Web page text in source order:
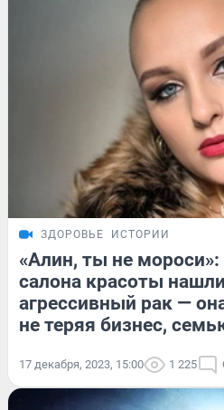
ЗДОРОВЬЕ ИСТОРИИ
«Алин, ты не
салона красоты
агрессивный рак —
не теряя бизнес,
17 декабря, 2023, 15:00 1 225